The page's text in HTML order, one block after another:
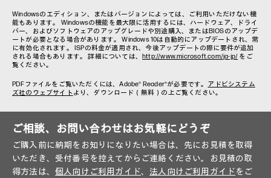
Windowsのエディション、またはバージョンによっては、ご利用いただけない機
能もあります。 Windowsの機能を最大限に活用するには、ハードウェア、ドライ
バー、およびソフトウェアのアップグレードや別途購入、またはBIOSのアップデ
ートが必要となる場合があります。 Windows 10は自動的にアップデートされ、常
に有効化されます。 ISPの料金が適用され、今後アップデートの際に要件が追加
される場合もあります。 詳細については、 http://www.microsoft.com/ja-jp/ をご
覧ください。
PDFファイルをご覧いただくには、Adobe® Reader®が必要です。 アドビシステム
ズ社のウェブサイト より、ダウンロード（無料）の上ご覧ください。
ご相談、お問い合わせはお気軽にどうぞ
ご購入前に納期をお知りになりたい場合は、先にお見積を取得
いただき、受付番号を控えてからご連絡ください。お見積の取
得方法は、 個人向けご利用ガイド、 法人向けご利用ガイドをご